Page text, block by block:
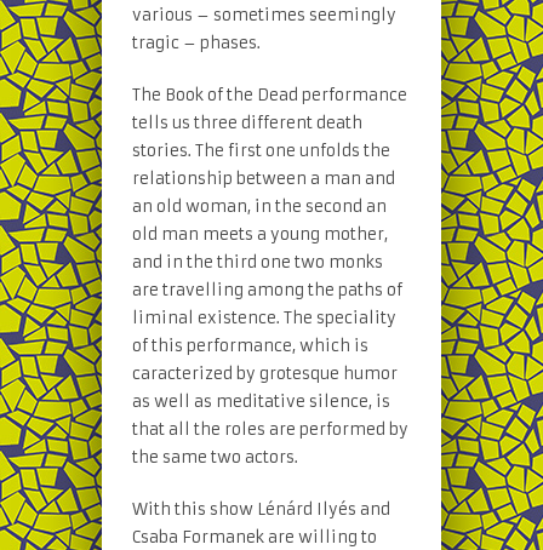
various – sometimes seemingly
tragic – phases.
The Book of the Dead performance
tells us three different death
stories. The first one unfolds the
relationship between a man and
an old woman, in the second an
old man meets a young mother,
and in the third one two monks
are travelling among the paths of
liminal existence. The speciality
of this performance, which is
caracterized by grotesque humor
as well as meditative silence, is
that all the roles are performed by
the same two actors.
With this show Lénárd Ilyés and
Csaba Formanek are willing to